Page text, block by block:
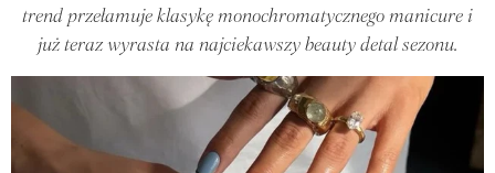
trend przełamuje klasykę monochromatycznego manicure i
już teraz wyrasta na najciekawszy beauty detal sezonu.